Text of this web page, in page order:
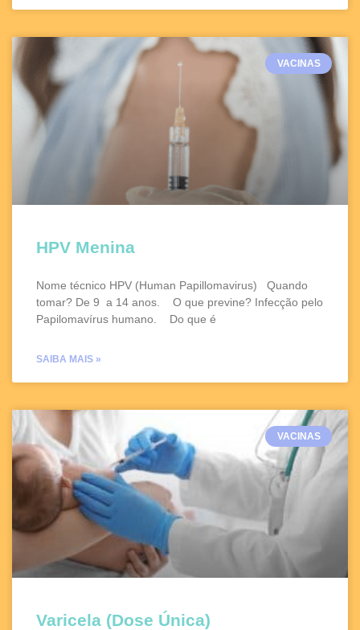
VACINAS
HPV Menina
Nome técnico HPV (Human Papillomavirus) Quando
tomar? De 9 a 14 anos. O que previne? Infecção pelo
Papilomavírus humano. Do que é
SAIBA MAIS »
VACINAS
Varicela (Dose Única)